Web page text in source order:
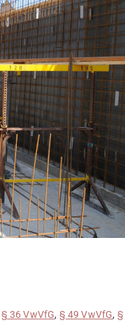
§ 36 VwVfG, § 49 VwVfG, §